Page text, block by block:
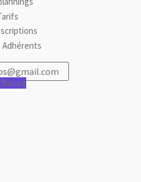
Adhérents
Suivre